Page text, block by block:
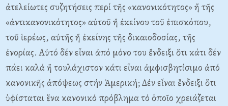
ἀτελείωτες συζητήσεις περί τῆς «κανονικότητος» ἤ τῆς
«ἀντικανονικότητος» αὐτοῦ ἤ ἐκείνου τοῦ ἐπισκόπου,
τοῦ ἱερέως, αὐτῆς ἤ ἐκείνης τῆς δικαιοδοσίας, τῆς
ἐνορίας. Αὐτό δέν εἶναι ἀπό μόνο του ἔνδειξι ὅτι κάτι δέν
πάει καλά ἤ τουλάχιστον κάτι εἶναι ἀμφισβητίσιμο ἀπό
κανονικῆς ἀπόψεως στήν Ἀμερική; Δέν εἶναι ἔνδειξι ὅτι
ὑφίσταται ἕνα κανονικό πρόβλημα τό ὁποῖο χρειάζεται